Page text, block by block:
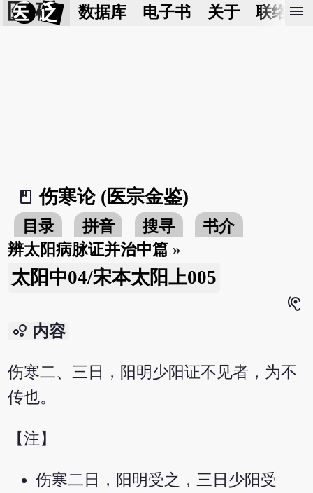
医 砭 数据库 电子书 关于 联络我
menu
book_2
伤寒论 (医宗金鉴)
目录 拼音 搜寻
书介
辨太阳病脉证并治中篇 »
太阳中04/宋本太阳上005
hearing
bubble_chart 内容
伤寒二、三日，阳明少阳证不见者，为不
传也。
【注】
伤寒二日，阳明受之，三日少阳受